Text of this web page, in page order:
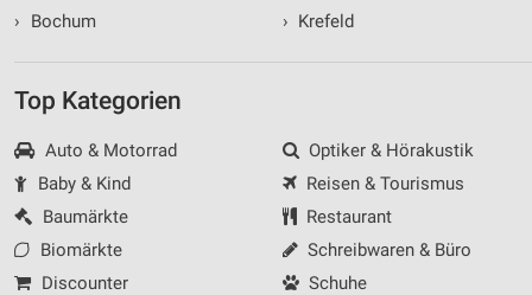
›
Bochum
› Krefeld
Top Kategorien
Auto & Motorrad
Baby & Kind
Baumärkte
Biomärkte
Discounter
Optiker & Hörakustik
Reisen & Tourismus
Restaurant
Schreibwaren & Büro
Schuhe